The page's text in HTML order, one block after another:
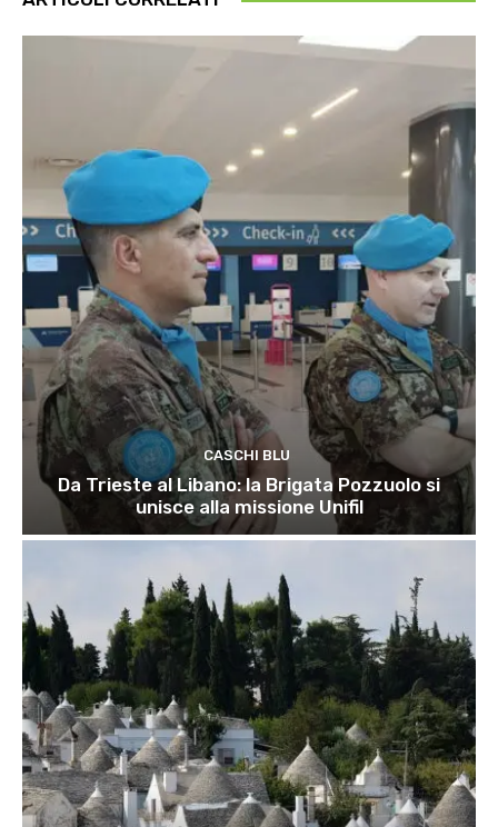
CASCHI BLU
Da Trieste al Libano: la Brigata Pozzuolo si
unisce alla missione Unifil